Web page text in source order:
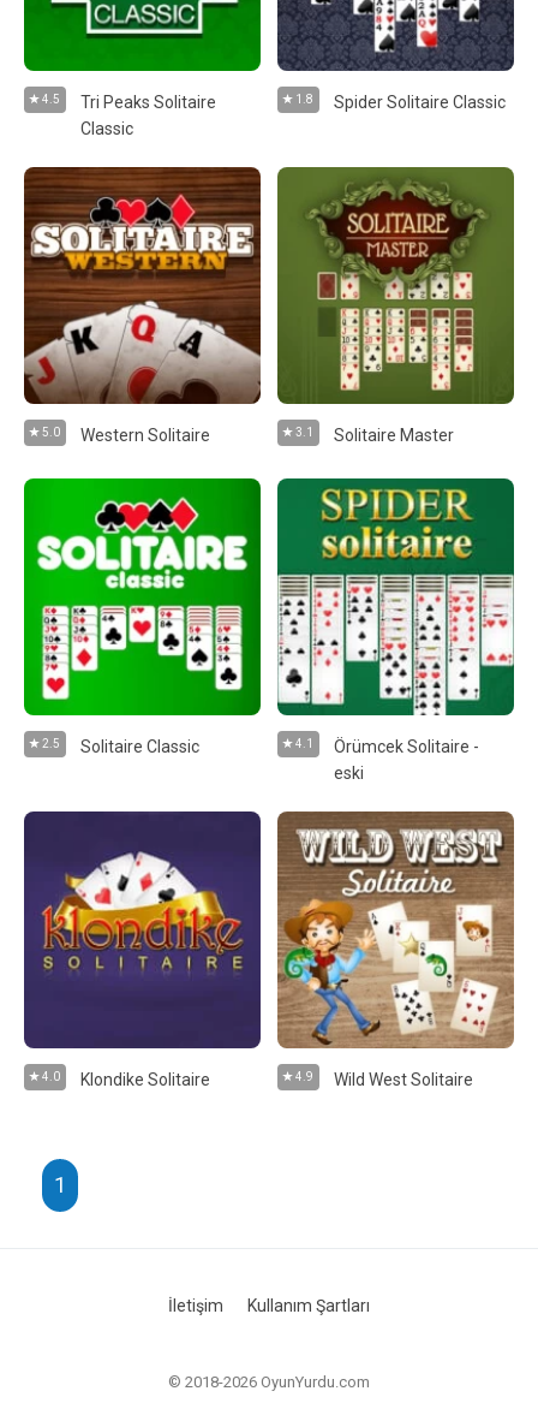
4.5
Tri Peaks Solitaire
Classic
1.8 Spider Solitaire Classic
5.0 Western Solitaire 3.1 Solitaire Master
2.5 Solitaire Classic 4.1
Örümcek Solitaire -
eski
4.0 Klondike Solitaire 4.9 Wild West Solitaire
1
İletişim Kullanım Şartları
© 2018-2026 OyunYurdu.com